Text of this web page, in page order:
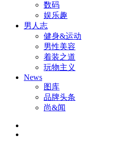
数码
娱乐趣
男人志
健身&运动
男性美容
着装之道
玩物主义
News
图库
品牌头条
尚&闻